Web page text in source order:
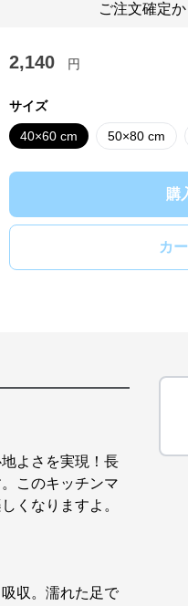
ご注文確定
2,140 円
サイズ
40×60 cm 50×80 cm
購
カ
よさを実現！長
このキッチンマ
くなりますよ。
収。濡れた足で